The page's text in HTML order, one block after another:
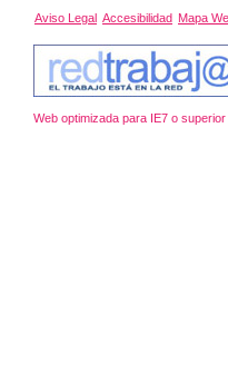
Aviso Legal Accesibilidad Mapa
Web optimizada para IE7 o